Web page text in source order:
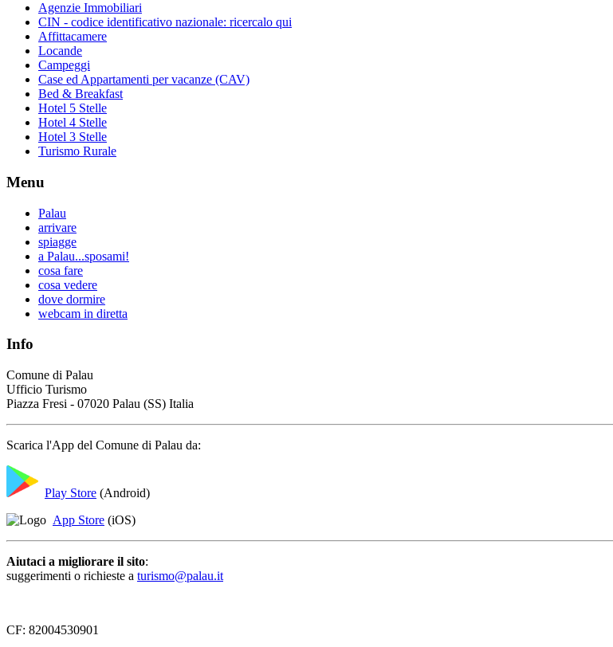
Agenzie Immobiliari
CIN - codice identificativo nazionale: ricercalo qui
Affittacamere
Locande
Campeggi
Case ed Appartamenti per vacanze (CAV)
Bed & Breakfast
Hotel 5 Stelle
Hotel 4 Stelle
Hotel 3 Stelle
Turismo Rurale
Menu
Palau
arrivare
spiagge
a Palau...sposami!
cosa fare
cosa vedere
dove dormire
webcam in diretta
Info
Comune di Palau
Ufficio Turismo
Piazza Fresi - 07020 Palau (SS) Italia
Scarica l'App del Comune di Palau da:
Play Store (Android)
App Store (iOS)
Aiutaci a migliorare il sito:
suggerimenti o richieste a turismo@palau.it
CF: 82004530901